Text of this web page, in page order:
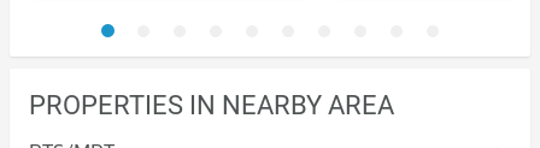
PROPERTIES IN NEARBY AREA